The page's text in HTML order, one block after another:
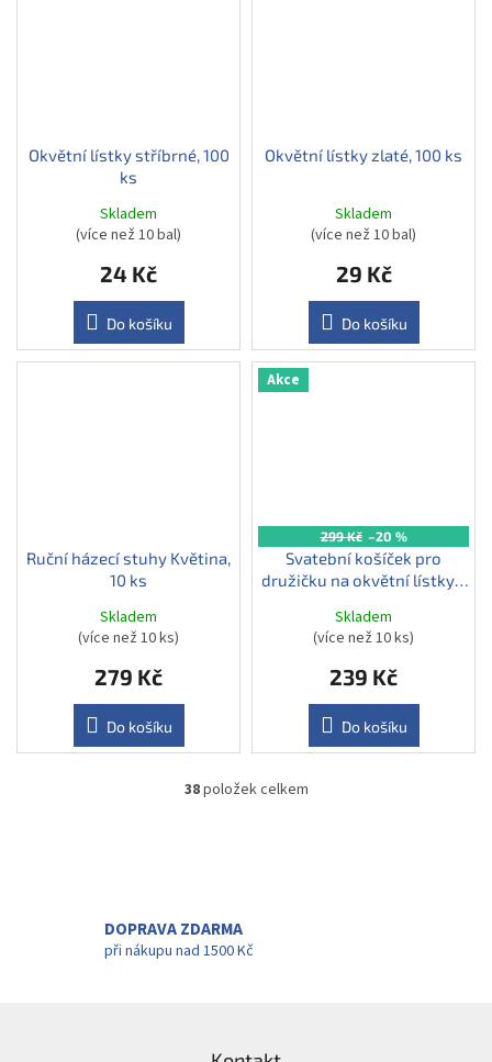
Okvětní lístky stříbrné, 100
ks
Skladem
(více než 10 bal)
24 Kč
Do košíku
Okvětní lístky zlaté, 100 ks
Skladem
(více než 10 bal)
29 Kč
Do košíku
Ruční házecí stuhy Květina,
10 ks
Skladem
(více než 10 ks)
279 Kč
Do košíku
Akce
299 Kč –20 %
Svatební košíček pro
družičku na okvětní lístky -
Skladem
(více než 10 ks)
239 Kč
Do košíku
O
í
y
38položek celkem
DOPRAVA ZDARMA
při nákupu nad 1500 Kč